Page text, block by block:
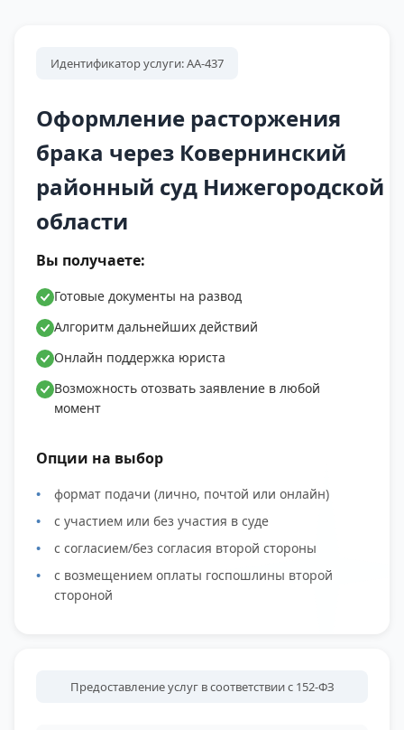
Идентификатор услуги: АА-437
Оформление расторжения
брака через Ковернинский
районный суд Нижегородской
области
Вы получаете:
Готовые документы на развод
Алгоритм дальнейших действий
Онлайн поддержка юриста
Возможность отозвать заявление в любой
момент
Опции на выбор
формат подачи (лично, почтой или онлайн)
с участием или без участия в суде
с согласием/без согласия второй стороны
с возмещением оплаты госпошлины второй
стороной
Предоставление услуг в соответствии с 152-ФЗ